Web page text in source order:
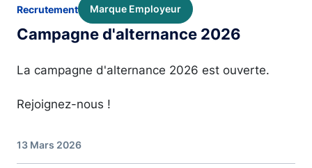
Campagne d'alternance 2026
Recrutement Marque Employeur
La campagne d'alternance 2026 est ouverte.
Rejoignez-nous !
13 Mars 2026